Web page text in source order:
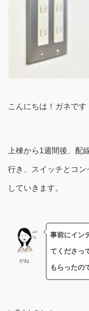
こんにちは！ガネです
上棟から1週間後、配
行き、スイッチとコ
していきます。
がね
事前にイン
てくださっ
もらったの